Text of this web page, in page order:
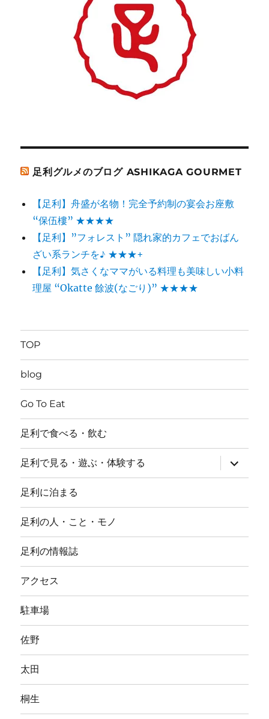
足利グルメのブログ ASHIKAGA GOURMET
【足利】舟盛が名物！完全予約制の宴会お座敷
“保伍樓” ★★★★
【足利】”フォレスト” 隠れ家的カフェでおばん
ざい系ランチを♪ ★★★+
【足利】気さくなママがいる料理も美味しい小料
理屋 “Okatte 餘波(なごり)” ★★★★
TOP
blog
Go To Eat
足利で食べる・飲む
足利で見る・遊ぶ・体験する
サ
ブ
メ
ー
開
足利に泊まる
足利の人・こと・モノ
足利の情報誌
アクセス
駐車場
佐野
太田
桐生